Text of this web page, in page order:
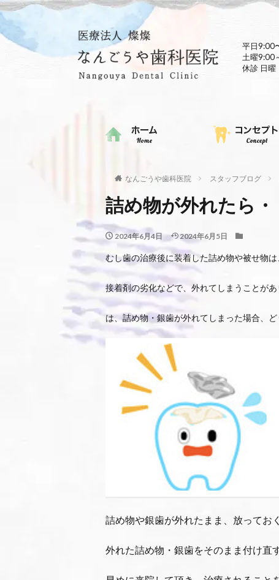
平日9:00
土曜9:00
休診 日曜
なんごうや歯科医院 スタッフブログ
詰め物が外れたら・
2024年6月4日 2024年6月5日
むし歯の治療後に装着した詰め物や被せ物は
接着剤の劣化などで、外れてしまうことがあ
は、詰め物・銀歯が外れてしまった場合、
詰め物や銀歯が外れたまま、放ってお
外れた詰め物・銀歯をそのまま付け直